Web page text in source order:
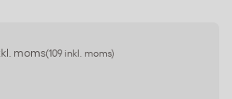
moms(109 inkl. moms)